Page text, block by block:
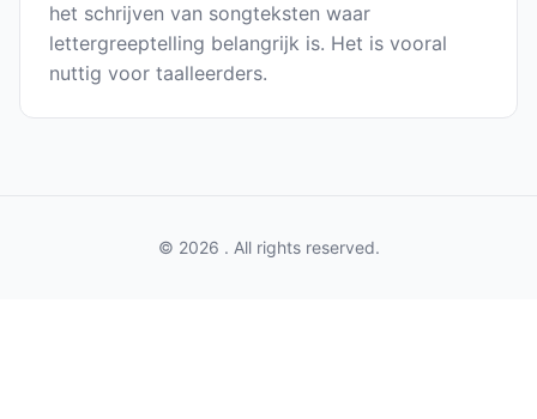
het schrijven van songteksten waar
lettergreeptelling belangrijk is. Het is vooral
nuttig voor taalleerders.
© 2026 . All rights reserved.